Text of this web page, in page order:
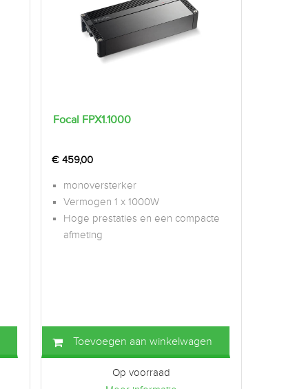
Focal FPX1.1000
€ 459,00
monoversterker
Vermogen 1 x 1000W
Hoge prestaties en een compacte
afmeting
Toevoegen aan winkelwagen
Op voorraad